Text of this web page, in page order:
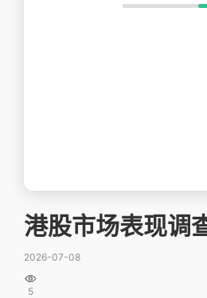
港股市场表现调
2026-07-08

5